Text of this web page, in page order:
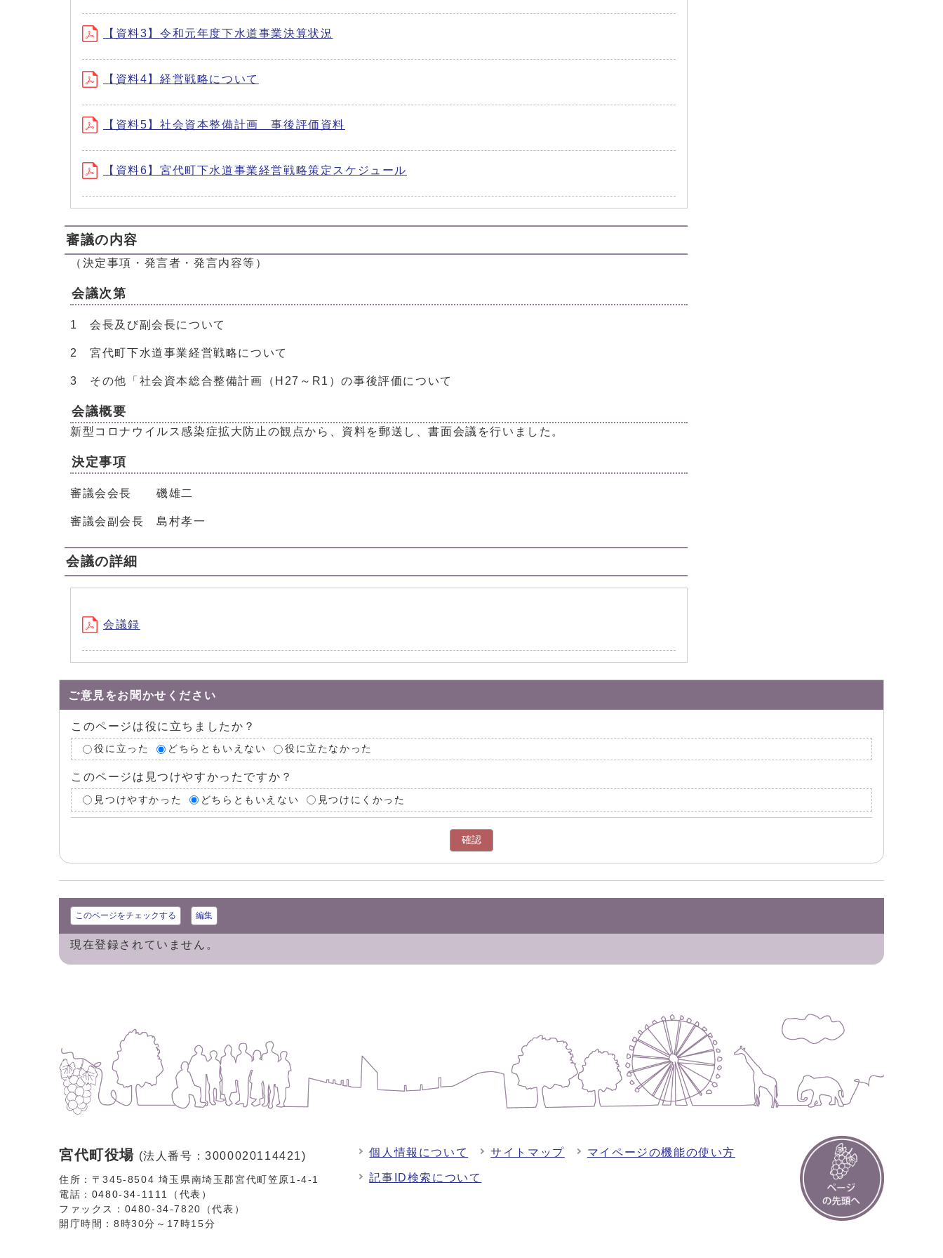
【資料3】令和元年度下水道事業決算状況
【資料4】経営戦略について
【資料5】社会資本整備計画 事後評価資料
【資料6】宮代町下水道事業経営戦略策定スケジュール
審議の内容
（決定事項・発言者・発言内容等）
会議次第
1 会長及び副会長について
2 宮代町下水道事業経営戦略について
3 その他「社会資本総合整備計画（H27～R1）の事後評価について
会議概要
新型コロナウイルス感染症拡大防止の観点から、資料を郵送し、書面会議を行いました。
決定事項
審議会会長 磯雄二
審議会副会長 島村孝一
会議の詳細
会議録
ご意見をお聞かせください
このページは役に立ちましたか？
役に立った どちらともいえない 役に立たなかった
このページは見つけやすかったですか？
見つけやすかった どちらともいえない 見つけにくかった
確認
このページをチェックする 編集
現在登録されていません。
宮代町役場 (法人番号：3000020114421)
住所：〒345-8504 埼玉県南埼玉郡宮代町笠原1-4-1
電話： 0480-34-1111（代表）
ファックス：0480-34-7820（代表）
開庁時間：8時30分～17時15分
個人情報について サイトマップ マイページの機能の使い方
記事ID検索について